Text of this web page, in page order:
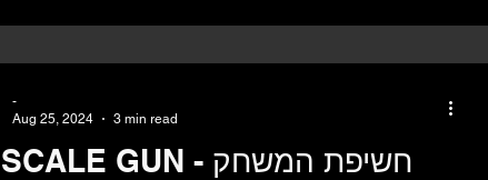
SCALE GUN - חשיפת המשחק
-
Aug 25, 2024
3 min read